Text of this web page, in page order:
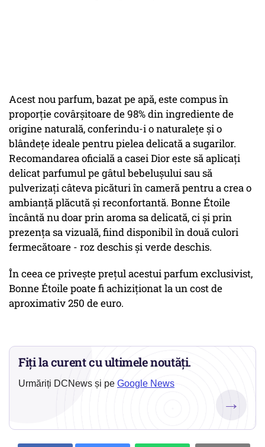
Acest nou parfum, bazat pe apă, este compus în
proporție covârșitoare de 98% din ingrediente de
origine naturală, conferindu-i o naturalețe și o
blândețe ideale pentru pielea delicată a sugarilor.
Recomandarea oficială a casei Dior este să aplicați
delicat parfumul pe gâtul bebelușului sau să
pulverizați câteva picături în cameră pentru a crea o
ambianță plăcută și reconfortantă. Bonne Étoile
încântă nu doar prin aroma sa delicată, ci și prin
prezența sa vizuală, fiind disponibil în două culori
fermecătoare - roz deschis și verde deschis.
În ceea ce privește prețul acestui parfum exclusivist,
Bonne Étoile poate fi achiziționat la un cost de
aproximativ 250 de euro.
Fiți la curent cu ultimele noutăți.
Urmăriți DCNews și pe Google News
→